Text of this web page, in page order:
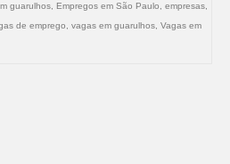
guarulhos, Empregos em São Paulo, empresas,
de emprego, vagas em guarulhos, Vagas em